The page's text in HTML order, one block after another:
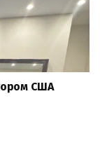
США